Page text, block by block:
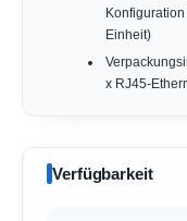
Einheit)
x RJ45-
Verfügbarkeit